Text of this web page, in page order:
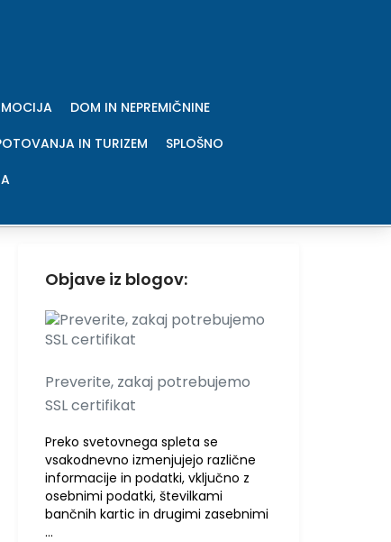
DOM IN NEPREMIČNINE
IN TURIZEM
SPLOŠNO
Objave iz blogov:
Preverite, zakaj potrebujemo
SSL certifikat
Preko svetovnega spleta se
vsakodnevno izmenjujejo različne
informacije in podatki, vključno z
osebnimi podatki, številkami
bančnih kartic in drugimi zasebnimi
…